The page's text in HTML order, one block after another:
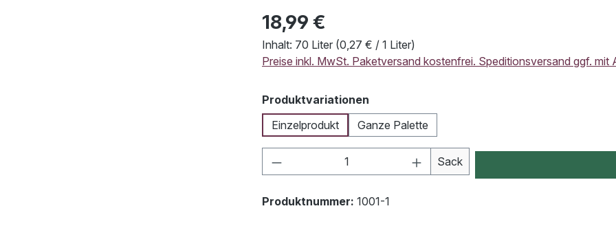
18,99 €
Inhalt: 70 Liter (0,27 € / 1 Liter)
Preise inkl. MwSt. Paketversand kostenfrei. Speditionsversand ggf. mit
Produktvariationen
Einzelprodukt
Ganze Palette
Produkt Anzahl: Gib den gewünschten Wert
Sack
Produktnummer: 1001-1